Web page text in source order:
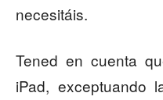
necesitáis.
Tened en cuenta
iPad, exceptuando